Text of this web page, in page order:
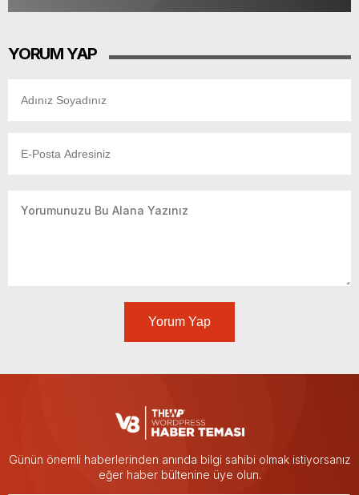
YORUM YAP
Yorum Yap
Günün önemli haberlerinden anında bilgi sahibi olmak istiyorsanız
eğer haber bültenine üye olun.